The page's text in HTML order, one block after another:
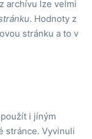
archívu lze velmi
. Hodnoty z
stránku a to v
i jíným
stránce. Vyvinuli